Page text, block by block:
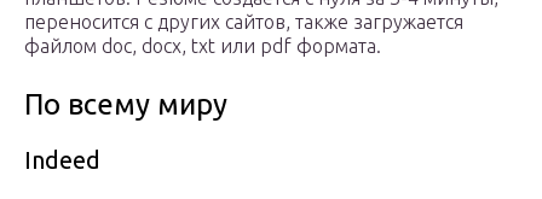
переносится с других сайтов, также загружается
файлом doc, docx, txt или pdf формата.
По всему миру
Indeed